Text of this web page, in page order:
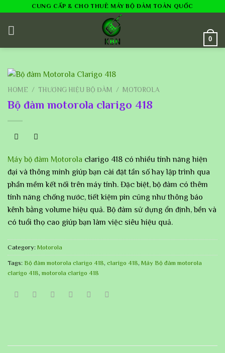
CUNG CẤP & CHO THUÊ MÁY BỘ ĐÀM TOÀN QUỐC
0
HOME / THƯƠNG HIỆU BỘ ĐÀM / MOTOROLA
Bộ đàm motorola clarigo 418
Máy bộ đàm Motorola clarigo 418 có nhiều tính năng hiện
đại và thông minh giúp bạn cài đặt tần số hay lập trình qua
phần mềm kết nối trên máy tính. Đặc biệt, bộ đàm có thêm
tính năng chống nước, tiết kiệm pin cũng như thông báo
kênh bằng volume hiệu quả. Bộ đàm sử dụng ổn định, bền và
có tuổi thọ cao giúp bạn làm việc siêu hiệu quả.
Category: Motorola
Tags: Bộ đàm motorola clarigo 418, clarigo 418, Máy Bộ đàm motorola
clarigo 418, motorola clarigo 418